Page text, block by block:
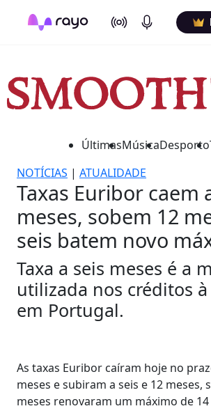
On Air Podcasts
ÚltimasMúsicaDesporto
NOTÍCIAS | ATUALIDADE
Taxas Euribor caem
meses, sobem 12
seis batem novo
Taxa a seis meses é a
utilizada nos créditos
em Portugal.
As taxas Euribor caíram hoje no
meses e subiram a seis e 12 meses,
meses renovaram um máximo de 14